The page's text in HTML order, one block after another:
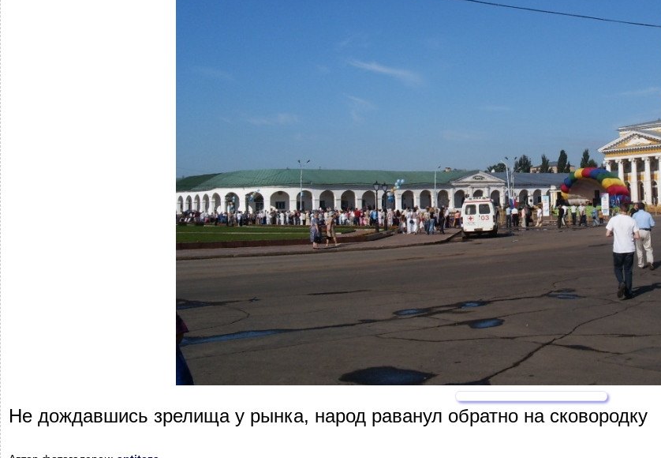
Не дождавшись зрелища у рынка, народ раванул обратно на сковородку